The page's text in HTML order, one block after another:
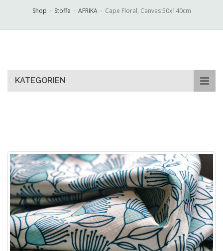
Shop Stoffe AFRIKA Cape Floral, Canvas 50x140cm
KATEGORIEN